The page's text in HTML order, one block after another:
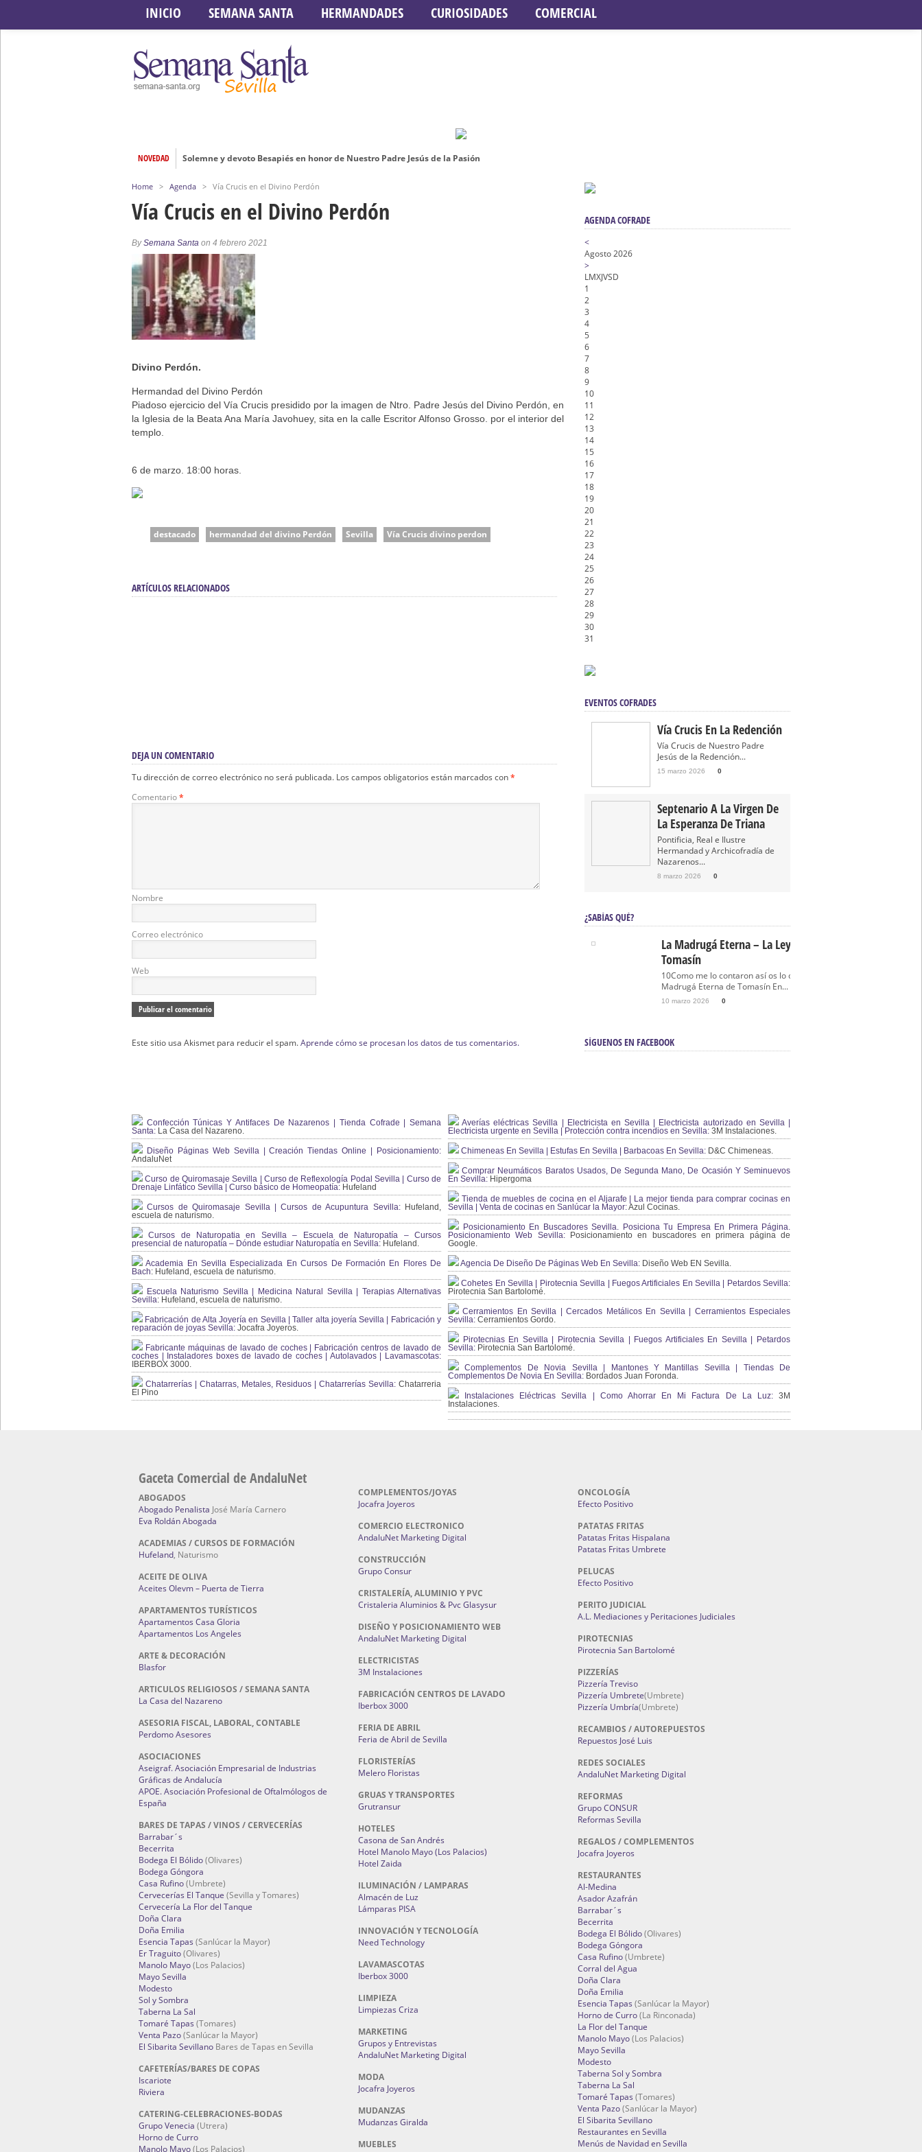
INICIO SEMANA SANTA HERMANDADES CURIOSIDADES COMERCIAL
NOVEDAD
Solemne y devoto Besapiés en honor de Nuestro Padre Jesús de la Pasión
Función de la Anunciación del Señor ante el paso de Nuestra Señora de la Encarnación Coronada – Hermandad de San Benito
Besamanos al Señor del Gran Poder de Sevilla
Solemne y devoto Besamanos en honor de María Santísima en su Soledad – San Lorenzo
Función Principal de Instituto a la Virgen del Valle
Besapié y Besamano en la Quinta Angustia
Gitanos: Besamanos del Señor de la Salud
Besamanos del Señor de la Divina Misericordia, Vía Crucis y Traslado – Siete Palabras
Home > Agenda > Vía Crucis en el Divino Perdón
Vía Crucis en el Divino Perdón
BySemana Santa on 4 febrero 2021
Divino Perdón.
Hermandad del Divino Perdón
Piadoso ejercicio del Vía Crucis presidido por la imagen de Ntro. Padre Jesús del Divino Perdón, en
la Iglesia de la Beata Ana María Javohuey, sita en la calle Escritor Alfonso Grosso. por el interior del
templo.
6 de marzo. 18:00 horas.
destacado hermandad del divino Perdón Sevilla Vía Crucis divino perdon
ARTÍCULOS RELACIONADOS
DEJA UN COMENTARIO
Tu dirección de correo electrónico no será publicada. Los campos obligatorios están marcados con*
Comentario*
Nombre
Correo electrónico
Web
Este sitio usa Akismet para reducir el spam.Aprende cómo se procesan los datos de tus comentarios.
AGENDA COFRADE
<
Agosto 2026
>
LMXJVSD
1
2
3
4
5
6
7
8
9
10
11
12
13
14
15
16
17
18
19
20
21
22
23
24
25
26
27
28
29
30
31
EVENTOS COFRADES
Vía Crucis En La Redención
Vía Crucis de Nuestro Padre
Jesús de la Redención...
15 marzo 2026 0
Septenario A La Virgen De
La Esperanza De Triana
Pontificia, Real e Ilustre
Hermandad y Archicofradía de
Nazarenos...
8 marzo 2026 0
¿SABÍAS QUÉ?
La Madrugá Eterna – La Leyenda De
Tomasín
10Como me lo contaron así os lo cuento… La
Madrugá Eterna de Tomasín En...
10 marzo 2026 0
SÍGUENOS EN FACEBOOK
Confección Túnicas Y Antifaces De Nazarenos | Tienda Cofrade | Semana
Santa: La Casa del Nazareno.
Diseño Páginas Web Sevilla | Creación Tiendas Online | Posicionamiento:
AndaluNet
Curso de Quiromasaje Sevilla | Curso de Reflexología Podal Sevilla | Curso de
Drenaje Linfático Sevilla | Curso básico de Homeopatía: Hufeland
Cursos de Quiromasaje Sevilla | Cursos de Acupuntura Sevilla:Hufeland,
escuela de naturismo.
Cursos de Naturopatia en Sevilla – Escuela de Naturopatía – Cursos
presencial de naturopatía – Dónde estudiar Naturopatía en Sevilla: Hufeland.
Academia En Sevilla Especializada En Cursos De Formación En Flores De
Bach: Hufeland, escuela de naturismo.
Escuela Naturismo Sevilla | Medicina Natural Sevilla | Terapias Alternativas
Sevilla: Hufeland, escuela de naturismo.
Fabricación de Alta Joyería en Sevilla | Taller alta joyería Sevilla | Fabricación y
reparación de joyas Sevilla: Jocafra Joyeros.
Fabricante máquinas de lavado de coches | Fabricación centros de lavado de
coches | Instaladores boxes de lavado de coches | Autolavados | Lavamascotas:
IBERBOX 3000.
Chatarrerías | Chatarras, Metales, Residuos | Chatarrerías Sevilla: Chatarreria
El Pino
Averías eléctricas Sevilla | Electricista en Sevilla | Electricista autorizado en Sevilla |
Electricista urgente en Sevilla | Protección contra incendios en Sevilla: 3M Instalaciones.
Chimeneas En Sevilla | Estufas En Sevilla | Barbacoas En Sevilla: D&C Chimeneas.
Comprar Neumáticos Baratos Usados, De Segunda Mano, De Ocasión Y Seminuevos
En Sevilla: Hipergoma
Tienda de muebles de cocina en el Aljarafe | La mejor tienda para comprar cocinas en
Sevilla | Venta de cocinas en Sanlúcar la Mayor:Azul Cocinas.
Posicionamiento En Buscadores Sevilla. Posiciona Tu Empresa En Primera Página.
Posicionamiento Web Sevilla:Posicionamiento en buscadores en primera página de
Google.
Agencia De Diseño De Páginas Web En Sevilla: Diseño Web EN Sevilla.
Cohetes En Sevilla | Pirotecnia Sevilla | Fuegos Artificiales En Sevilla | Petardos Sevilla:
Pirotecnia San Bartolomé.
Cerramientos En Sevilla | Cercados Metálicos En Sevilla | Cerramientos Especiales
Sevilla: Cerramientos Gordo.
Pirotecnias En Sevilla | Pirotecnia Sevilla | Fuegos Artificiales En Sevilla | Petardos
Sevilla: Pirotecnia San Bartolomé.
Complementos De Novia Sevilla | Mantones Y Mantillas Sevilla | Tiendas De
Complementos De Novia En Sevilla: Bordados Juan Foronda.
Instalaciones Eléctricas Sevilla | Como Ahorrar En Mi Factura De La Luz:3M
Instalaciones.
Gaceta Comercial de AndaluNet
ABOGADOS
Abogado Penalista José María Carnero
Eva Roldán Abogada
ACADEMIAS / CURSOS DE FORMACIÓN
Hufeland, Naturismo
ACEITE DE OLIVA
Aceites Olevm – Puerta de Tierra
APARTAMENTOS TURÍSTICOS
Apartamentos Casa Gloria
Apartamentos Los Angeles
ARTE & DECORACIÓN
Blasfor
ARTICULOS RELIGIOSOS / SEMANA SANTA
La Casa del Nazareno
ASESORIA FISCAL, LABORAL, CONTABLE
Perdomo Asesores
ASOCIACIONES
Aseigraf. Asociación Empresarial de Industrias
Gráficas de Andalucía
APOE. Asociación Profesional de Oftalmólogos de
España
BARES DE TAPAS / VINOS / CERVECERÍAS
Barrabar´s
Becerrita
Bodega El Bólido(Olivares)
Bodega Góngora
Casa Rufino(Umbrete)
Cervecerías El Tanque (Sevilla y Tomares)
Cervecería La Flor del Tanque
Doña Clara
Doña Emilia
Esencia Tapas (Sanlúcar la Mayor)
Er Traguito(Olivares)
Manolo Mayo(Los Palacios)
Mayo Sevilla
Modesto
Sol y Sombra
Taberna La Sal
Tomaré Tapas (Tomares)
Venta Pazo(Sanlúcar la Mayor)
El Sibarita Sevillano Bares de Tapas en Sevilla
CAFETERÍAS/BARES DE COPAS
Iscariote
Riviera
CATERING-CELEBRACIONES-BODAS
Grupo Venecia (Utrera)
Horno de Curro
Manolo Mayo(Los Palacios)
COMPLEMENTOS/JOYAS
Jocafra Joyeros
COMERCIO ELECTRONICO
AndaluNet Marketing Digital
CONSTRUCCIÓN
Grupo Consur
CRISTALERÍA, ALUMINIO Y PVC
Cristaleria Aluminios & Pvc Glasysur
DISEÑO Y POSICIONAMIENTO WEB
AndaluNet Marketing Digital
ELECTRICISTAS
3M Instalaciones
FABRICACIÓN CENTROS DE LAVADO
Iberbox 3000
FERIA DE ABRIL
Feria de Abril de Sevilla
FLORISTERÍAS
Melero Floristas
GRUAS Y TRANSPORTES
Grutransur
HOTELES
Casona de San Andrés
Hotel Manolo Mayo (Los Palacios)
Hotel Zaida
ILUMINACIÓN / LAMPARAS
Almacén de Luz
Lámparas PISA
INNOVACIÓN Y TECNOLOGÍA
Need Technology
LAVAMASCOTAS
Iberbox 3000
LIMPIEZA
Limpiezas Criza
MARKETING
Grupos y Entrevistas
AndaluNet Marketing Digital
MODA
Jocafra Joyeros
MUDANZAS
Mudanzas Giralda
MUEBLES
ONCOLOGÍA
Efecto Positivo
PATATAS FRITAS
Patatas Fritas Hispalana
Patatas Fritas Umbrete
PELUCAS
Efecto Positivo
PERITO JUDICIAL
A.L. Mediaciones y Peritaciones Judiciales
PIROTECNIAS
Pirotecnia San Bartolomé
PIZZERÍAS
Pizzería Treviso
Pizzería Umbrete(Umbrete)
Pizzería Umbría(Umbrete)
RECAMBIOS / AUTOREPUESTOS
Repuestos José Luis
REDES SOCIALES
AndaluNet Marketing Digital
REFORMAS
Grupo CONSUR
Reformas Sevilla
REGALOS / COMPLEMENTOS
Jocafra Joyeros
RESTAURANTES
Al-Medina
Asador Azafrán
Barrabar´s
Becerrita
Bodega El Bólido(Olivares)
Bodega Góngora
Casa Rufino(Umbrete)
Corral del Agua
Doña Clara
Doña Emilia
Esencia Tapas (Sanlúcar la Mayor)
Horno de Curro(La Rinconada)
La Flor del Tanque
Manolo Mayo(Los Palacios)
Mayo Sevilla
Modesto
Taberna Sol y Sombra
Taberna La Sal
Tomaré Tapas (Tomares)
Venta Pazo(Sanlúcar la Mayor)
El Sibarita Sevillano
Restaurantes en Sevilla
Menús de Navidad en Sevilla